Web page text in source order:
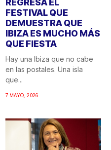
REGRESA EL
FESTIVAL QUE
DEMUESTRA QUE
IBIZA ES MUCHO MÁS
QUE FIESTA
Hay una Ibiza que no cabe
en las postales. Una isla
que...
7 MAYO, 2026